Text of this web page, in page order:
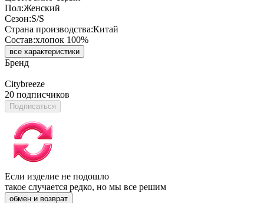
Пол:Женский
Сезон:S/S
Страна производства:Китай
Состав:хлопок 100%
все характеристики
Бренд
Citybreeze
20 подписчиков
Подписаться
Если изделие не подошло
такое случается редко, но мы все решим
обмен и возврат